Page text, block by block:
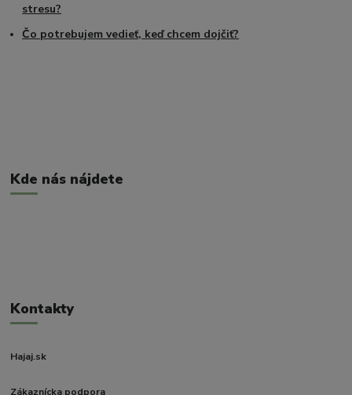
stresu?
Čo potrebujem vedieť, keď chcem dojčiť?
Kde nás nájdete
Kontakty
Hajaj.sk
Zákaznícka podpora